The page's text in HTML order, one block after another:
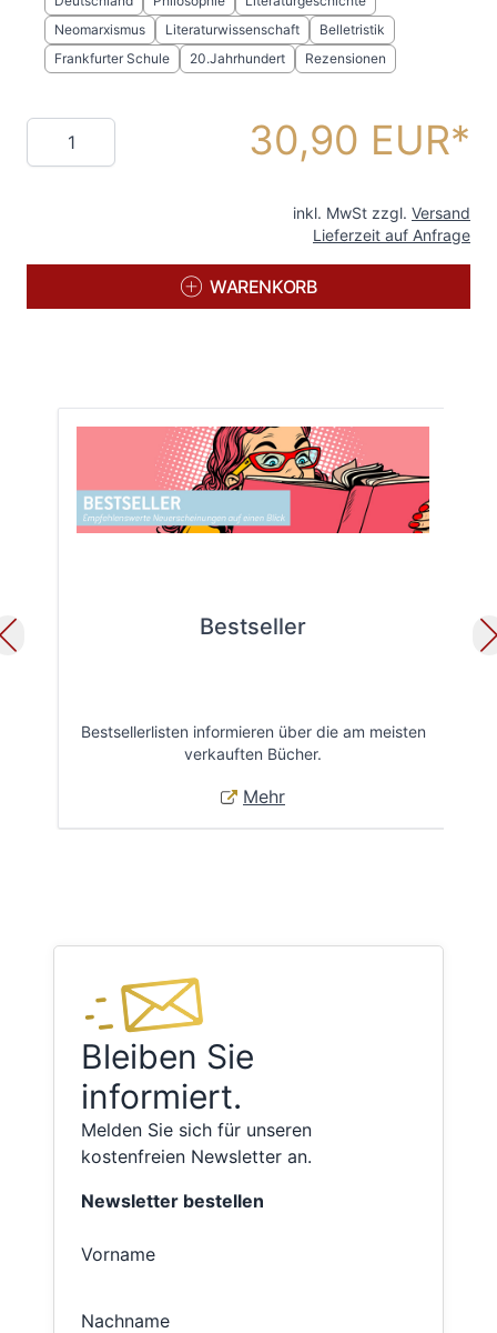
Neomarxismus
Literaturwissenschaft
Belletristik
Frankfurter Schule
20.Jahrhundert Rezensionen
Menge 30,90 EUR
inkl. MwSt zzgl. Versand
Lieferzeit auf Anfrage
WARENKORB
Bestseller
Bestsellerlisten informieren über die am meisten
verkauften Bücher.
Mehr
Bleiben Sie
informiert.
Melden Sie sich für unseren
kostenfreien Newsletter an.